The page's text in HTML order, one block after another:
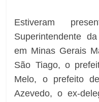
Estiveram
Superintendente
em Minas Gerais
São Tiago, o
Melo, o prefeito
Azevedo, o ex-